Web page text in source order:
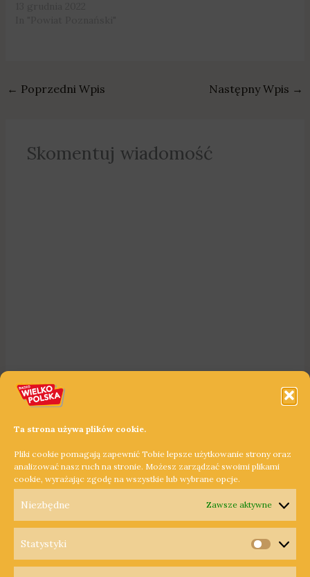
Ta strona używa plików cookie.
Pliki cookie pomagają zapewnić Tobie lepsze użytkowanie strony oraz
analizować nasz ruch na stronie. Możesz zarządzać swoimi plikami
cookie, wyrażając zgodę na wszystkie lub wybrane opcje.
Niezbędne Zawsze aktywne
Statystyki
← Poprzedni Wpis Następny Wpis →
Skomentuj wiadomość